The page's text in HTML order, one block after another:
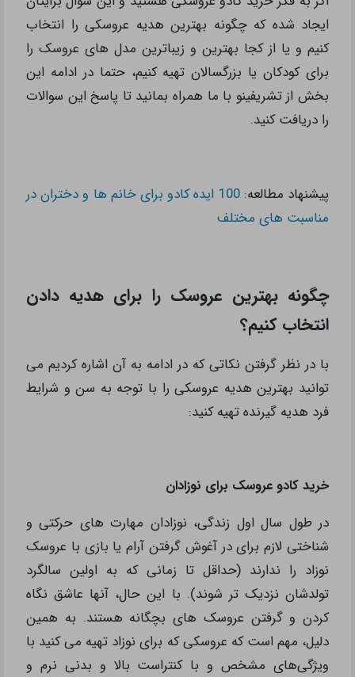
ایجاد شده که چگونه بهترین هدیه عروسکی را انتخاب
کنیم و یا از کجا بهترین و زیباترین مدل های عروسک را
برای کودکان یا بزرگسالان تهیه کنیم، حتما در ادامه این
بخش از تشریفینو با ما همراه بمانید تا پاسخ این سوالات
را دریافت کنید.
پیشنهاد مطالعه:
100 ایده کادو برای خانم ها و دختران در
مناسبت های مختلف
چگونه بهترین عروسک را برای هدیه دادن
انتخاب کنیم؟
با در نظر گرفتن نکاتی که در ادامه به آن اشاره کردیم می
توانید بهترین هدیه عروسکی را با توجه به سن و شرایط
فرد هدیه گیرنده تهیه کنید:
خرید کادو عروسک برای نوزادان
در طول سال اول زندگی، نوزادان مهارت های حرکتی و
شناختی لازم برای در آغوش گرفتن آرام یا بازی با عروسک
نوزاد را ندارند (حداقل تا زمانی که به اولین سالگرد
تولدشان نزدیک تر شوند). با این حال، آنها عاشق نگاه
کردن و گرفتن عروسک های بچگانه هستند. به همین
دلیل، مهم است که عروسکی که برای نوزاد تهیه می کنید با
ویژگی‌های مشخص و با کنتراست بالا و بدنی نرم و